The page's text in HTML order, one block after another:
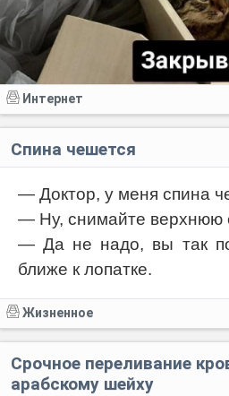
Интернет
Спина чешется
— Доктор, у меня спина
— Ну, снимайте верхнюю
— Да не надо, вы так
ближе к лопатке.
Жизненное
Срочное переливание
арабскому шейху